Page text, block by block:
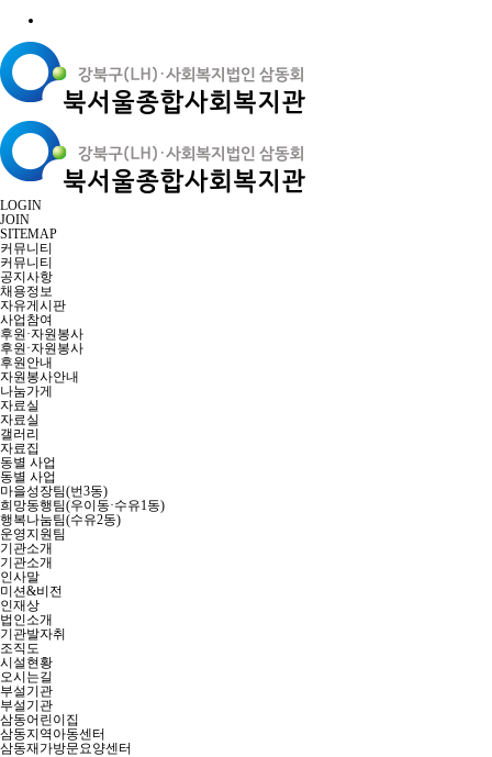
LOGIN
JOIN
SITEMAP
커뮤니티
커뮤니티
공지사항
채용정보
자유게시판
사업참여
후원·자원봉사
후원·자원봉사
후원안내
자원봉사안내
나눔가게
자료실
자료실
갤러리
자료집
동별 사업
동별 사업
마을성장팀(번3동)
희망동행팀(우이동·수유1동)
행복나눔팀(수유2동)
운영지원팀
기관소개
기관소개
인사말
미션&비전
인재상
법인소개
기관발자취
조직도
시설현황
오시는길
부설기관
부설기관
삼동어린이집
삼동지역아동센터
삼동재가방문요양센터